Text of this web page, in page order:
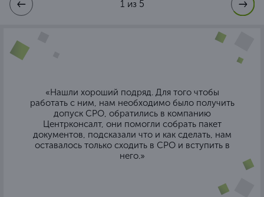
1 из 5
«Нашли хороший подряд. Для того чтобы
работать с ним, нам необходимо было получить
допуск СРО, обратились в компанию
Центрконсалт, они помогли собрать пакет
документов, подсказали что и как сделать, нам
оставалось только сходить в СРО и вступить в
него.»